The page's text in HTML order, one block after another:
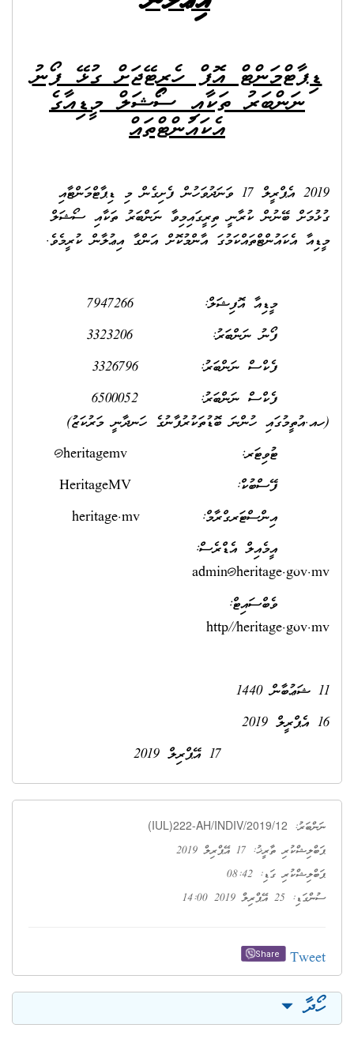
ޑިޕާޓްމަންޓް އޮފް ހެރިޓޭޖަށް ގުޅޭ ފޯނު
ނަންބަރު ތަކާއި ސޯޝަލް މީޑިއާގެ
އެކައުންޓްތައް
2019 އެޕްރީލް 17 ވަނަދުވަހުން ފެށިގެން މި ޑިޕާޓްމަންޓާއި
ގުޅުމަށް ބޭނުން ކުރާނީ ތިރީގައިމިވާ ނަންބަރު ތަކާއި ސޯޝަލް
މީޑިއާ އެކައުންޓްތައްކަމުގަ އާންމުކޮށް އަންގާ އިޢުލާން ކުރީމެވެ.
މީޑިއާ އޮފިޝަލް: 7947266
ފޯނު ނަންބަރު: 3323206
ފެކްސް ނަންބަރު: 3326796
ފެކްސް ނަންބަރު: 6500052
(ހއ.އުތީމުގައި ހުންނަ ބޮޑުތަކުރުފާނުގެ ހަނދާނީ މަރުކަޒު)
ޓުވިޓަރ: heritagemv@
ފޭސްބުކް: HeritageMV
އިންސްޓަރގްރާމް: heritage.mv
އީމެއިލް އެޑްރެސް:
admin@heritage.gov.mv
ވެބްސައިޓް:
http//heritage.gov.mv
11 ޝަޢުބާން 1440
16 އެޕްރީލް 2019
17 އޭޕްރިލް 2019
ނަންބަރު: (IUL)222-AH/INDIV/2019/12
ޕަބްލިޝްކުރި ތާރީޚު: 17 އޭޕްރިލް 2019
ޕަބްލިޝްކުރި ގަޑި: 08:42
ސުންގަޑި: 25 އޭޕްރިލް 2019 14:00
Tweet
Share
ހޯދާ